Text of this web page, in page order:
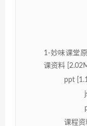
1-妙味课堂
课资料
ppt
课程资